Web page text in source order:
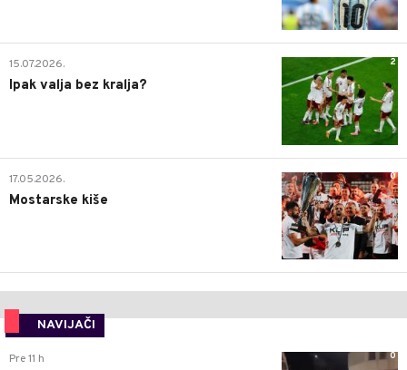
2
15.07.2026.
Ipak valja bez kralja?
0
17.05.2026.
Mostarske kiše
NAVIJAČI
0
Pre 11 h